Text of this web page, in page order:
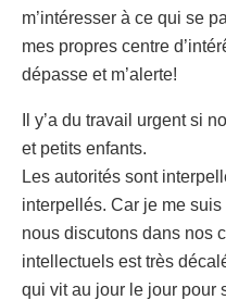
m’intéresser à ce qui se
mes propres centre
dépasse et m’alerte!
Il y’a du travail urgent si
et petits enfants.
Les autorités sont
interpellés. Car je me
nous discutons dans nos
intellectuels est très
qui vit au jour le jour pour